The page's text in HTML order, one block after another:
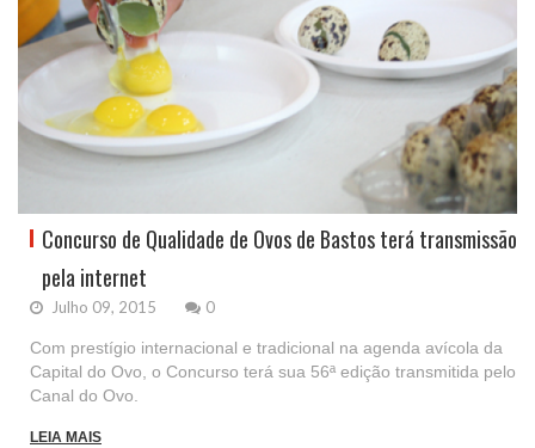
Concurso de Qualidade de Ovos de Bastos terá transmissão
pela internet
Julho 09, 2015 0
Com prestígio internacional e tradicional na agenda avícola da
Capital do Ovo, o Concurso terá sua 56ª edição transmitida pelo
Canal do Ovo.
LEIA MAIS